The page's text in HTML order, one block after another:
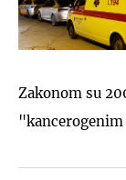
Zakonom su